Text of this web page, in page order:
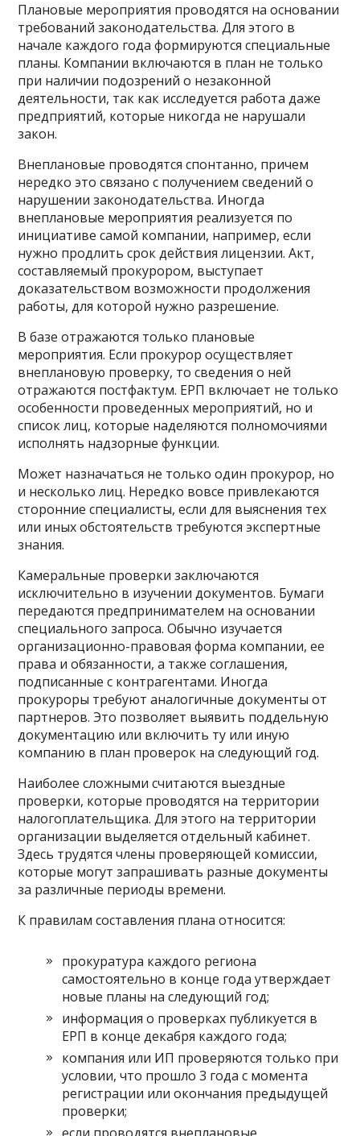
Плановые мероприятия проводятся на основании
требований законодательства. Для этого в
начале каждого года формируются специальные
планы. Компании включаются в план не только
при наличии подозрений о незаконной
деятельности, так как исследуется работа даже
предприятий, которые никогда не нарушали
закон.
Внеплановые проводятся спонтанно, причем
нередко это связано с получением сведений о
нарушении законодательства. Иногда
внеплановые мероприятия реализуется по
инициативе самой компании, например, если
нужно продлить срок действия лицензии. Акт,
составляемый прокурором, выступает
доказательством возможности продолжения
работы, для которой нужно разрешение.
В базе отражаются только плановые
мероприятия. Если прокурор осуществляет
внеплановую проверку, то сведения о ней
отражаются постфактум. ЕРП включает не только
особенности проведенных мероприятий, но и
список лиц, которые наделяются полномочиями
исполнять надзорные функции.
Может назначаться не только один прокурор, но
и несколько лиц. Нередко вовсе привлекаются
сторонние специалисты, если для выяснения тех
или иных обстоятельств требуются экспертные
знания.
Камеральные проверки заключаются
исключительно в изучении документов. Бумаги
передаются предпринимателем на основании
специального запроса. Обычно изучается
организационно-правовая форма компании, ее
права и обязанности, а также соглашения,
подписанные с контрагентами. Иногда
прокуроры требуют аналогичные документы от
партнеров. Это позволяет выявить поддельную
документацию или включить ту или иную
компанию в план проверок на следующий год.
Наиболее сложными считаются выездные
проверки, которые проводятся на территории
налогоплательщика. Для этого на территории
организации выделяется отдельный кабинет.
Здесь трудятся члены проверяющей комиссии,
которые могут запрашивать разные документы
за различные периоды времени.
К правилам составления плана относится:
прокуратура каждого региона
самостоятельно в конце года утверждает
новые планы на следующий год;
информация о проверках публикуется в
ЕРП в конце декабря каждого года;
компания или ИП проверяются только при
условии, что прошло 3 года с момента
регистрации или окончания предыдущей
проверки;